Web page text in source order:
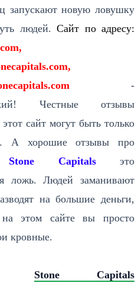
запускают новую ловушку
людей. Сайт по адресу:
-
Честные отзывы
сайт могут быть только
А хорошие отзывы про
Stone Capitalsэто
ложь. Людей заманивают
на большие деньги,
на этом сайте вы просто
кровные.
Stone Capitals